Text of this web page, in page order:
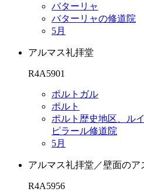
バターリャ
バターリャの修道院
5月
アルマス礼拝堂
R4A5901
ポルトガル
ポルト
ポルト歴史地区、ル
ピラール修道院
5月
アルマス礼拝堂／壁面のア
R4A5956